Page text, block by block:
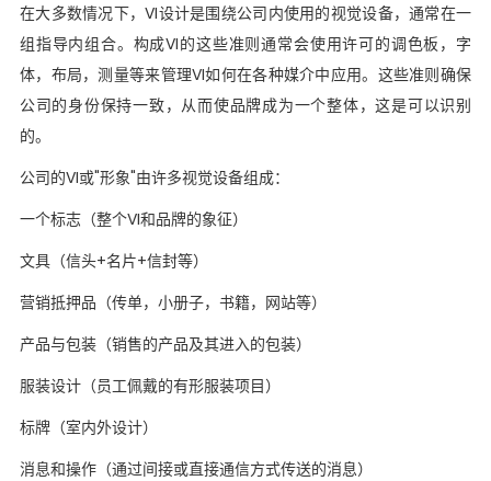
在大多数情况下，VI设计是围绕公司内使用的视觉设备，通常在一
组指导内组合。构成VI的这些准则通常会使用许可的调色板，字
体，布局，测量等来管理VI如何在各种媒介中应用。这些准则确保
公司的身份保持一致，从而使品牌成为一个整体，这是可以识别
的。
公司的VI或"形象"由许多视觉设备组成：
一个标志（整个VI和品牌的象征）
文具（信头+名片+信封等）
营销抵押品（传单，小册子，书籍，网站等）
产品与包装（销售的产品及其进入的包装）
服装设计（员工佩戴的有形服装项目）
标牌（室内外设计）
消息和操作（通过间接或直接通信方式传送的消息）